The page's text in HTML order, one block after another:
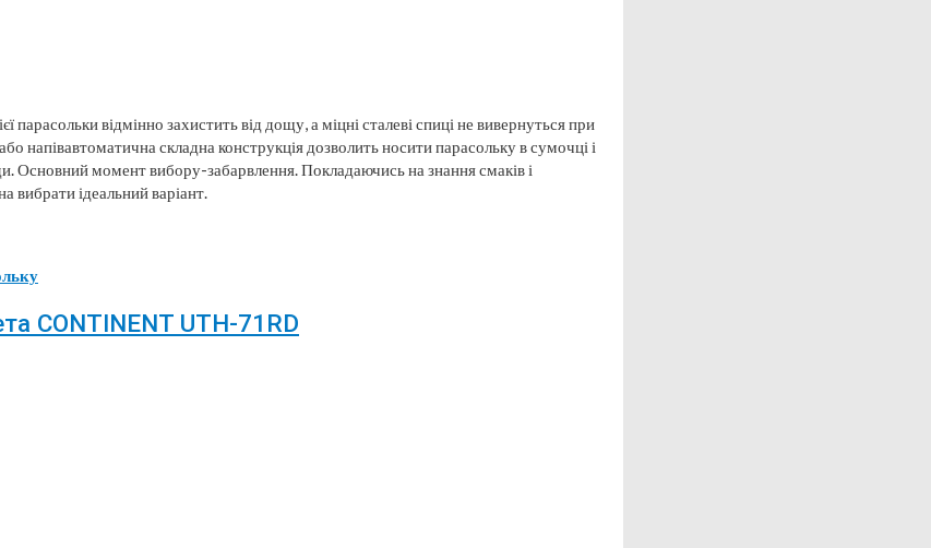
парасольки відмінно захистить від дощу, а міцні сталеві спиці не вивернуться при
напівавтоматична складна конструкція дозволить носити парасольку в сумочці і
Основний момент вибору-забарвлення. Покладаючись на знання смаків і
вибрати ідеальний варіант.
CONTINENT UTH-71RD